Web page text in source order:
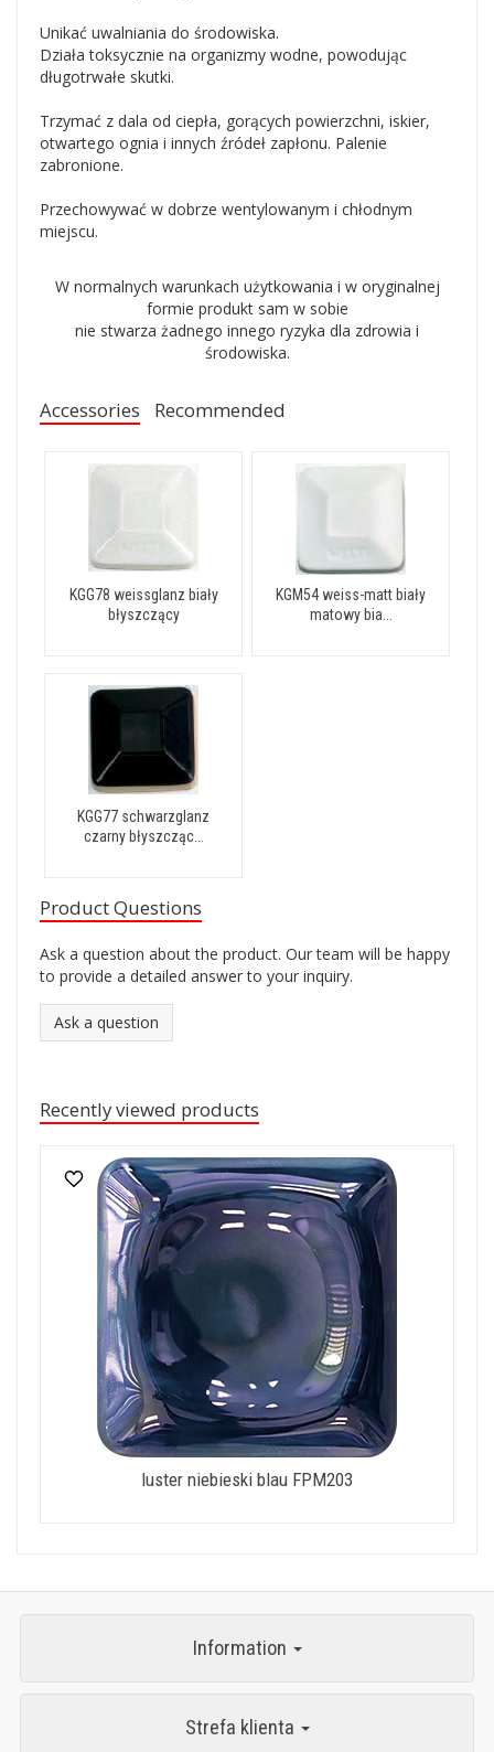
Unikać uwalniania do środowiska.
Działa toksycznie na organizmy wodne, powodując
długotrwałe skutki.
Trzymać z dala od ciepła, gorących powierzchni, iskier,
otwartego ognia i innych źródeł zapłonu. Palenie
zabronione.
Przechowywać w dobrze wentylowanym i chłodnym
miejscu.
W normalnych warunkach użytkowania i w oryginalnej
formie produkt sam w sobie
nie stwarza żadnego innego ryzyka dla zdrowia i
środowiska.
Accessories Recommended
KGG78 weissglanz biały
błyszczący
KGM54 weiss-matt biały
matowy bia...
KGG77 schwarzglanz
czarny błyszcząc...
Product Questions
Ask a question about the product. Our team will be happy
to provide a detailed answer to your inquiry.
Ask a question
Recently viewed products
luster niebieski blau FPM203
Information
Strefa klienta